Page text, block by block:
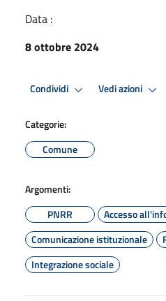
Data :
8 ottobre 2024
Condividi Vedi azioni
Categorie:
Comune
Argomenti:
PNRR
Accesso
Comunicazione istituzionale
Integrazione sociale